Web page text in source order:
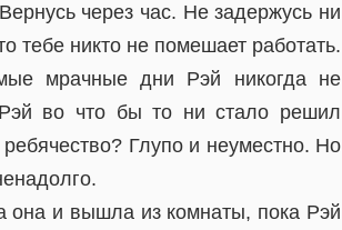
через час. Не задержусь ни
тебе никто не помешает работать.
мрачные дни Рэй никогда не
во что бы то ни стало решил
Глупо и неуместно. Но
и вышла из комнаты, пока Рэй